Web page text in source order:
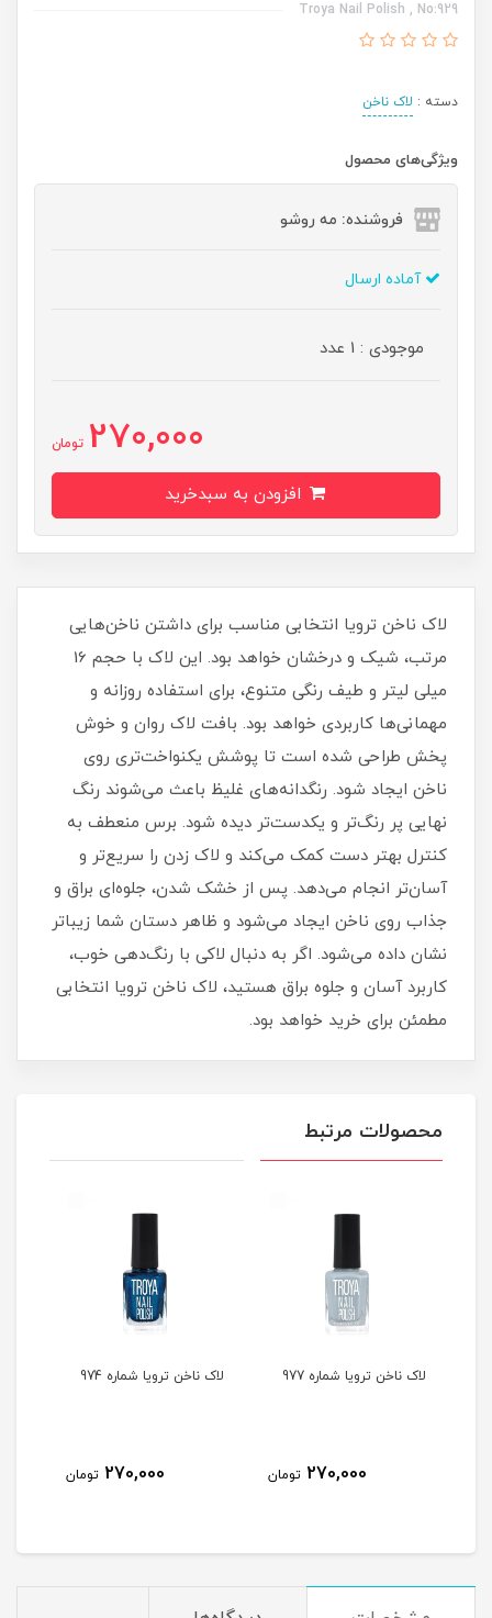
Troya Nail Polish , No:929
دسته : لاک ناخن
ویژگی‌های محصول
فروشنده: مه رو‌شو
آماده ارسال
موجودی : 1 عدد
270,000 تومان
لاک ناخن ترویا انتخابی مناسب برای داشتن ناخن‌هایی
مرتب، شیک و درخشان خواهد بود. این لاک با حجم 16
میلی‌ لیتر و طیف رنگی متنوع، برای استفاده روزانه و
مهمانی‌ها کاربردی خواهد بود. بافت لاک روان و خوش‌
پخش طراحی شده است تا پوشش یکنواخت‌تری روی
ناخن ایجاد شود. رنگدانه‌های غلیظ باعث می‌شوند رنگ
نهایی پر رنگ‌تر و یکدست‌تر دیده شود. برس منعطف به
کنترل بهتر دست کمک می‌کند و لاک زدن را سریع‌تر و
آسان‌تر انجام می‌دهد. پس از خشک شدن، جلوه‌ای براق و
جذاب روی ناخن ایجاد می‌شود و ظاهر دستان شما زیباتر
نشان داده می‌شود. اگر به دنبال لاکی با رنگ‌دهی خوب،
کاربرد آسان و جلوه براق هستید، لاک ناخن ترویا انتخابی
مطمئن برای خرید خواهد بود.
محصولات مرتبط
لاک ناخن ترویا شماره 977
270,000 تومان
لاک ناخن ترویا شماره 974
270,000 تومان